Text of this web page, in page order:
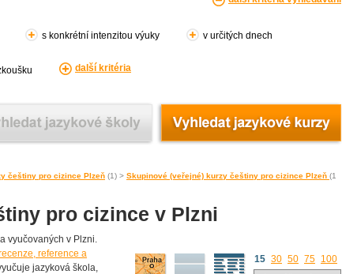
s konkrétní intenzitou výuky v určitých dnech
další kritéria
češtiny pro cizince Plzeň (1) > Skupinové (veřejné) kurzy češtiny pro cizince Plzeň (1
pro cizince v Plzni
vyučovaných v Plzni.
reference a
jazyková škola,
15 30 50 75 100